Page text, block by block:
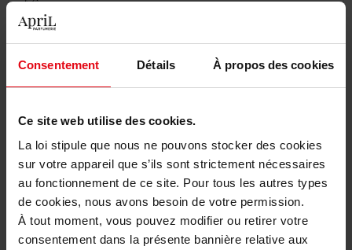
Consentement Détails À propos des cookies
Ce site web utilise des cookies.
La loi stipule que nous ne pouvons stocker des cookies
sur votre appareil que s’ils sont strictement nécessaires
au fonctionnement de ce site. Pour tous les autres types
de cookies, nous avons besoin de votre permission.
À tout moment, vous pouvez modifier ou retirer votre
consentement dans la présente bannière relative aux
Gratis levering bij aankoop van min. 55€
Gratis verpakking
Beschrijving
Gebruiksadvies